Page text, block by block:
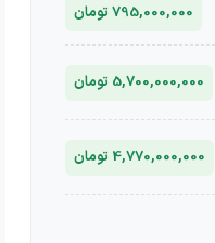
795,000,000 تومان
5,700,000,000 تومان
4,770,000,000 تومان